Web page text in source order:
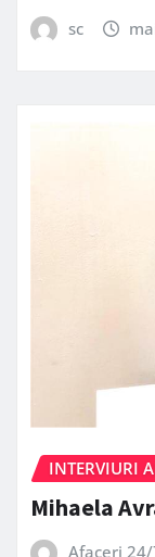
sc
INTERVIURI
Mihaela
Afaceri